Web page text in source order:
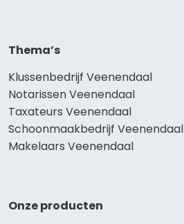
Thema’s
Klussenbedrijf Veenendaal
Notarissen Veenendaal
Taxateurs Veenendaal
Schoonmaakbedrijf Veenendaal
Makelaars Veenendaal
Onze producten